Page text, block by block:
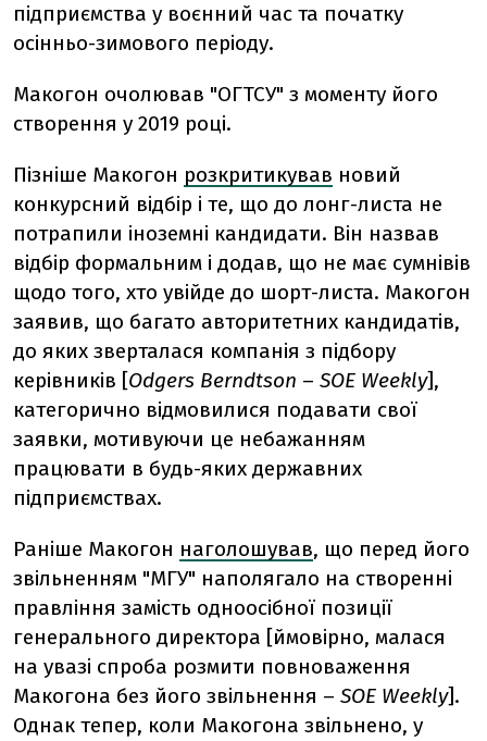
підприємства у воєнний час та початку
осінньо-зимового періоду.
Макогон очолював "ОГТСУ" з моменту його
створення у 2019 році.
Пізніше Макогон розкритикував новий
конкурсний відбір і те, що до лонг-листа не
потрапили іноземні кандидати. Він назвав
відбір формальним і додав, що не має сумнівів
щодо того, хто увійде до шорт-листа. Макогон
заявив, що багато авторитетних кандидатів,
до яких зверталася компанія з підбору
керівників [Odgers Berndtson – SOE Weekly],
категорично відмовилися подавати свої
заявки, мотивуючи це небажанням
працювати в будь-яких державних
підприємствах.
Раніше Макогон наголошував, що перед його
звільненням "МГУ" наполягало на створенні
правління замість одноосібної позиції
генерального директора [ймовірно, малася
на увазі спроба розмити повноваження
Макогона без його звільнення – SOE Weekly].
Однак тепер, коли Макогона звільнено, у